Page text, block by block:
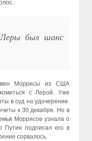
был шанс
Моррисы из США
с Лерой. Уже
в суд на удочерение.
к 30 декабря. Но в
Моррисов узнала о
Путин подписал его в
сорвалось.